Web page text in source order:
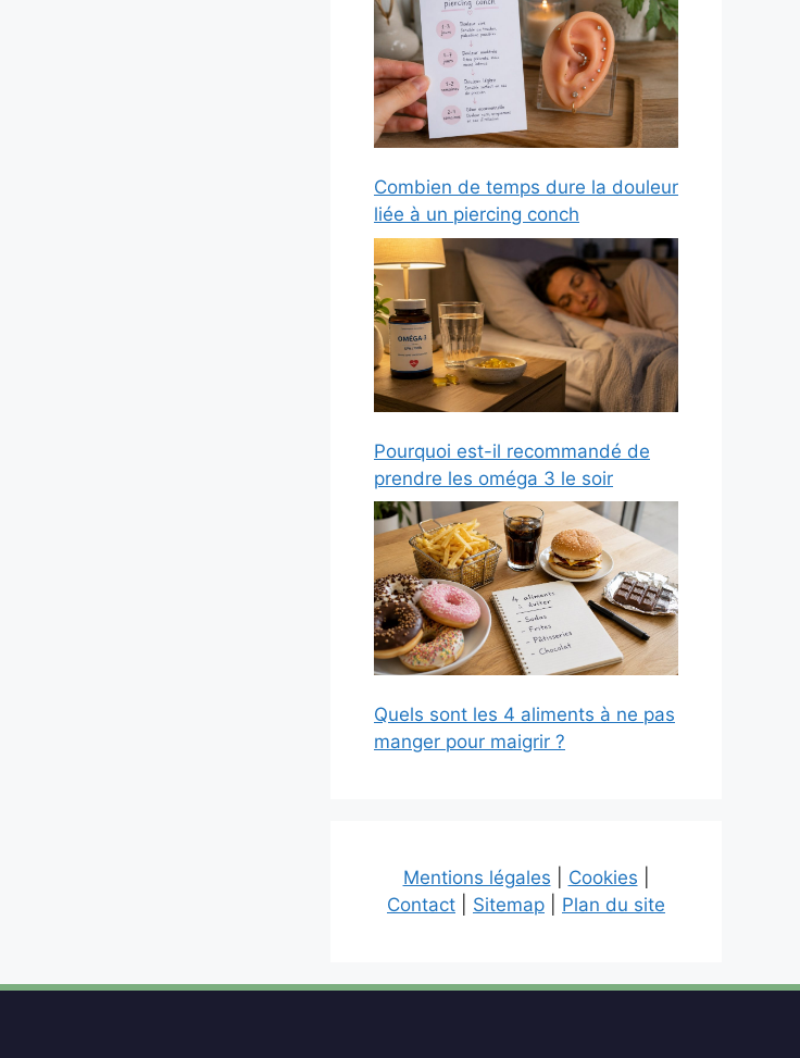
Combien de temps dure la douleur
liée à un piercing conch
Pourquoi est-il recommandé de
prendre les oméga 3 le soir
Quels sont les 4 aliments à ne pas
manger pour maigrir ?
Mentions légales Cookies
Contact
Sitemap Plan du site